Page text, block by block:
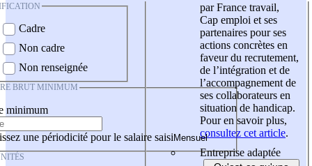
Cadre
Non cadre
Non renseignée
BRUT MINIMUM
minimum
une périodicité pour le salaire saisi
par France travail,
Cap emploi et ses
partenaires pour ses
actions concrètes en
faveur du recrutement,
de l’intégration et de
l’accompagnement de
ses collaborateurs en
situation de handicap.
Pour en savoir plus,
consultez cet article.
Entreprise adaptée